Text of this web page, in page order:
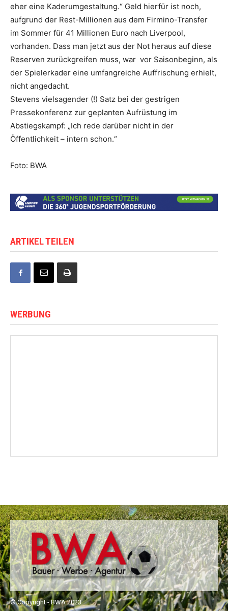
eher eine Kaderumgestaltung.“ Geld hierfür ist noch,
aufgrund der Rest-Millionen aus dem Firmino-Transfer
im Sommer für 41 Millionen Euro nach Liverpool,
vorhanden. Dass man jetzt aus der Not heraus auf diese
Reserven zurückgreifen muss, war vor Saisonbeginn, als
der Spielerkader eine umfangreiche Auffrischung erhielt,
nicht angedacht.
Stevens vielsagender (!) Satz bei der gestrigen
Pressekonferenz zur geplanten Aufrüstung im
Abstiegskampf: „Ich rede darüber nicht in der
Öffentlichkeit – intern schon.“
Foto: BWA
ARTIKEL TEILEN
WERBUNG
© Copyright - BWA 2023